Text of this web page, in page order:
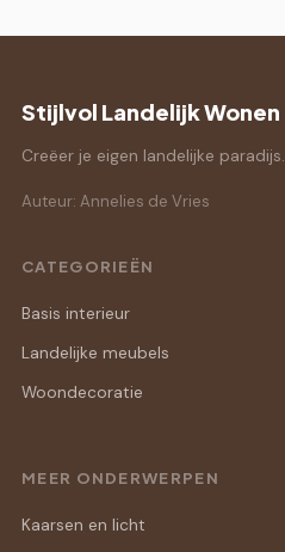
Stijlvol Landelijk Wonen
Creëer je eigen landelijke paradijs.
Auteur: Annelies de Vries
CATEGORIEËN
Basis interieur
Landelijke meubels
Woondecoratie
MEER ONDERWERPEN
Kaarsen en licht